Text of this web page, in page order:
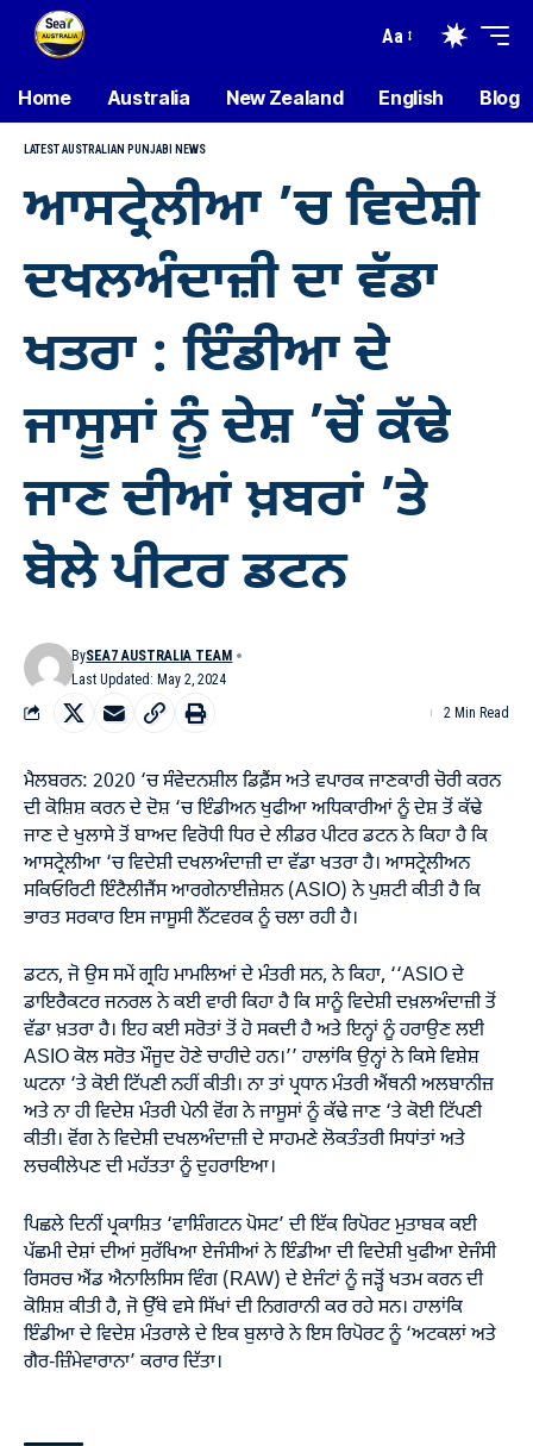
Aa
Home Australia New Zealand English Blog
LATEST AUSTRALIAN PUNJABI NEWS
ਆਸਟ੍ਰੇਲੀਆ ’ਚ ਵਿਦੇਸ਼ੀ
ਦਖਲਅੰਦਾਜ਼ੀ ਦਾ ਵੱਡਾ
ਖਤਰਾ : ਇੰਡੀਆ ਦੇ
ਜਾਸੂਸਾਂ ਨੂੰ ਦੇਸ਼ ’ਚੋਂ ਕੱਢੇ
ਜਾਣ ਦੀਆਂ ਖ਼ਬਰਾਂ ’ਤੇ
ਬੋਲੇ ਪੀਟਰ ਡਟਨ
Last Updated: May 2, 2024
BySEA7 AUSTRALIA TEAM
2 Min Read
ਮੈਲਬਰਨ: 2020 ‘ਚ ਸੰਵੇਦਨਸ਼ੀਲ ਡਿਫ਼ੈਂਸ ਅਤੇ ਵਪਾਰਕ ਜਾਣਕਾਰੀ ਚੋਰੀ ਕਰਨ
ਦੀ ਕੋਸ਼ਿਸ਼ ਕਰਨ ਦੇ ਦੋਸ਼ ‘ਚ ਇੰਡੀਅਨ ਖੁਫੀਆ ਅਧਿਕਾਰੀਆਂ ਨੂੰ ਦੇਸ਼ ਤੋਂ ਕੱਢੇ
ਜਾਣ ਦੇ ਖੁਲਾਸੇ ਤੋਂ ਬਾਅਦ ਵਿਰੋਧੀ ਧਿਰ ਦੇ ਲੀਡਰ ਪੀਟਰ ਡਟਨ ਨੇ ਕਿਹਾ ਹੈ ਕਿ
ਆਸਟ੍ਰੇਲੀਆ ‘ਚ ਵਿਦੇਸ਼ੀ ਦਖਲਅੰਦਾਜ਼ੀ ਦਾ ਵੱਡਾ ਖਤਰਾ ਹੈ। ਆਸਟ੍ਰੇਲੀਅਨ
ਸਕਿਓਰਿਟੀ ਇੰਟੈਲੀਜੈਂਸ ਆਰਗੇਨਾਈਜ਼ੇਸ਼ਨ (ASIO) ਨੇ ਪੁਸ਼ਟੀ ਕੀਤੀ ਹੈ ਕਿ
ਭਾਰਤ ਸਰਕਾਰ ਇਸ ਜਾਸੂਸੀ ਨੈੱਟਵਰਕ ਨੂੰ ਚਲਾ ਰਹੀ ਹੈ।
ਡਟਨ, ਜੋ ਉਸ ਸਮੇਂ ਗ੍ਰਹਿ ਮਾਮਲਿਆਂ ਦੇ ਮੰਤਰੀ ਸਨ, ਨੇ ਕਿਹਾ, ‘‘ASIO ਦੇ
ਡਾਇਰੈਕਟਰ ਜਨਰਲ ਨੇ ਕਈ ਵਾਰੀ ਕਿਹਾ ਹੈ ਕਿ ਸਾਨੂੰ ਵਿਦੇਸ਼ੀ ਦਖ਼ਲਅੰਦਾਜ਼ੀ ਤੋਂ
ਵੱਡਾ ਖ਼ਤਰਾ ਹੈ। ਇਹ ਕਈ ਸਰੋਤਾਂ ਤੋਂ ਹੋ ਸਕਦੀ ਹੈ ਅਤੇ ਇਨ੍ਹਾਂ ਨੂੰ ਹਰਾਉਣ ਲਈ
ASIO ਕੋਲ ਸਰੋਤ ਮੌਜੂਦ ਹੋਣੇ ਚਾਹੀਦੇ ਹਨ।’’ ਹਾਲਾਂਕਿ ਉਨ੍ਹਾਂ ਨੇ ਕਿਸੇ ਵਿਸ਼ੇਸ਼
ਘਟਨਾ ‘ਤੇ ਕੋਈ ਟਿੱਪਣੀ ਨਹੀਂ ਕੀਤੀ। ਨਾ ਤਾਂ ਪ੍ਰਧਾਨ ਮੰਤਰੀ ਐਂਥਨੀ ਅਲਬਾਨੀਜ਼
ਅਤੇ ਨਾ ਹੀ ਵਿਦੇਸ਼ ਮੰਤਰੀ ਪੇਨੀ ਵੋਂਗ ਨੇ ਜਾਸੂਸਾਂ ਨੂੰ ਕੱਢੇ ਜਾਣ ‘ਤੇ ਕੋਈ ਟਿੱਪਣੀ
ਕੀਤੀ। ਵੋਂਗ ਨੇ ਵਿਦੇਸ਼ੀ ਦਖਲਅੰਦਾਜ਼ੀ ਦੇ ਸਾਹਮਣੇ ਲੋਕਤੰਤਰੀ ਸਿਧਾਂਤਾਂ ਅਤੇ
ਲਚਕੀਲੇਪਣ ਦੀ ਮਹੱਤਤਾ ਨੂੰ ਦੁਹਰਾਇਆ।
ਪਿਛਲੇ ਦਿਨੀਂ ਪ੍ਰਕਾਸ਼ਿਤ ‘ਵਾਸ਼ਿੰਗਟਨ ਪੋਸਟ’ ਦੀ ਇੱਕ ਰਿਪੋਰਟ ਮੁਤਾਬਕ ਕਈ
ਪੱਛਮੀ ਦੇਸ਼ਾਂ ਦੀਆਂ ਸੁਰੱਖਿਆ ਏਜੰਸੀਆਂ ਨੇ ਇੰਡੀਆ ਦੀ ਵਿਦੇਸ਼ੀ ਖੁਫੀਆ ਏਜੰਸੀ
ਰਿਸਰਚ ਐਂਡ ਐਨਾਲਿਸਿਸ ਵਿੰਗ (RAW) ਦੇ ਏਜੰਟਾਂ ਨੂੰ ਜੜ੍ਹੋਂ ਖਤਮ ਕਰਨ ਦੀ
ਕੋਸ਼ਿਸ਼ ਕੀਤੀ ਹੈ, ਜੋ ਉੱਥੇ ਵਸੇ ਸਿੱਖਾਂ ਦੀ ਨਿਗਰਾਨੀ ਕਰ ਰਹੇ ਸਨ। ਹਾਲਾਂਕਿ
ਇੰਡੀਆ ਦੇ ਵਿਦੇਸ਼ ਮੰਤਰਾਲੇ ਦੇ ਇਕ ਬੁਲਾਰੇ ਨੇ ਇਸ ਰਿਪੋਰਟ ਨੂੰ ‘ਅਟਕਲਾਂ ਅਤੇ
ਗੈਰ-ਜ਼ਿੰਮੇਵਾਰਾਨਾ’ ਕਰਾਰ ਦਿੱਤਾ।